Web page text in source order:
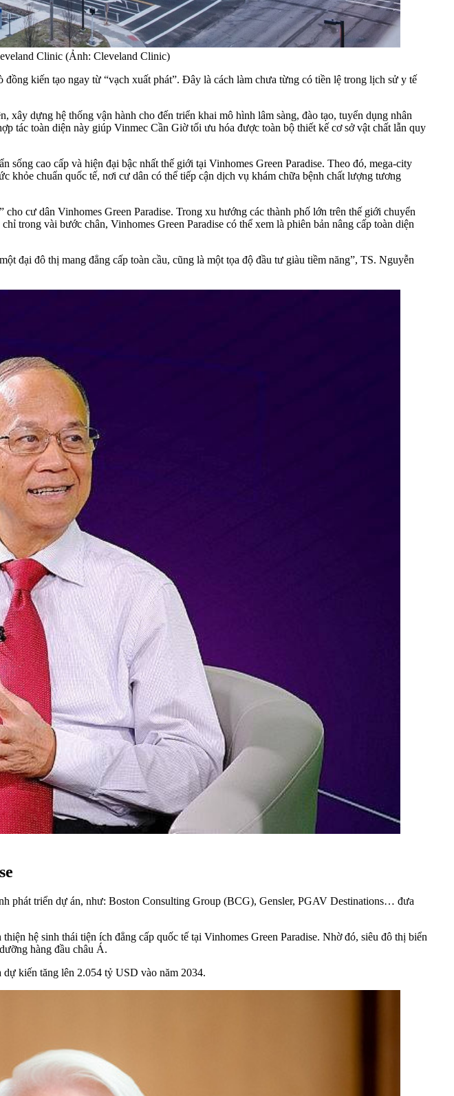
Clinic (Ảnh: Cleveland Clinic)
kiến tạo ngay từ “vạch xuất phát”. Đây là cách làm chưa từng có tiền lệ trong lịch sử y tế
dựng hệ thống vận hành cho đến triển khai mô hình lâm sàng, đào tạo, tuyển dụng nhân
tác toàn diện này giúp Vinmec Cần Giờ tối ưu hóa được toàn bộ thiết kế cơ sở vật chất lẫn quy
cao cấp và hiện đại bậc nhất thế giới tại Vinhomes Green Paradise. Theo đó, mega-city
khỏe chuẩn quốc tế, nơi cư dân có thể tiếp cận dịch vụ khám chữa bệnh chất lượng tương
cư dân Vinhomes Green Paradise. Trong xu hướng các thành phố lớn trên thế giới chuyển
trong vài bước chân, Vinhomes Green Paradise có thể xem là phiên bản nâng cấp toàn diện
đại đô thị mang đẳng cấp toàn cầu, cũng là một tọa độ đầu tư giàu tiềm năng”, TS. Nguyễn
phát triển dự án, như: Boston Consulting Group (BCG), Gensler, PGAV Destinations… đưa
hệ sinh thái tiện ích đẳng cấp quốc tế tại Vinhomes Green Paradise. Nhờ đó, siêu đô thị biển
hàng đầu châu Á.
kiến tăng lên 2.054 tỷ USD vào năm 2034.